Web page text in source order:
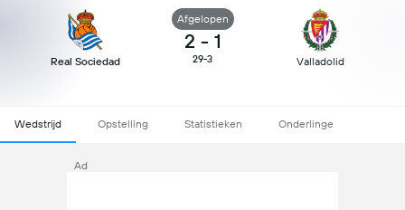
Real Sociedad
Afgelopen
2 - 1
29-3 Valladolid
Wedstrijd Opstelling Statistieken Onderlinge
Ad